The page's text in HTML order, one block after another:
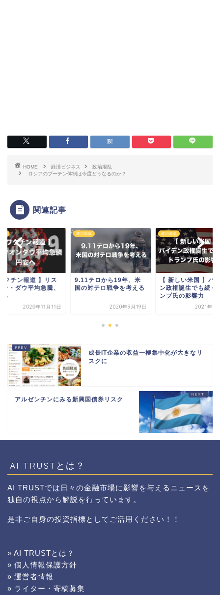
HOME 経済ビジネス
政治混乱
ロシアのプーチン体制は今度どうなるのか？
関連記事
クチン報道 】リス
ン・ダウ平均急騰、
へ
2020年11月11日
政治混乱
9.11テロから19年、米
国の対テロ戦争を考える
2020年9月19日
政治混乱
【 新しい米国 】バ
ン政権誕生でも続く
ンプ氏の影響力
2021年1
成長IT企業の収益一極集中化が大きなリ
スクに
アルゼンチンにみる新興国債券リスク
AI TRUSTとは？
AI TRUSTでは日々の金融市場に影響を与えるニュースを
独自の視点から解説を行っています。
是非ご自身の投資指標としてご活用ください！！
» AI TRUSTとは？
» 個人情報保護方針
» 運営者情報
» ライター・寄稿募集